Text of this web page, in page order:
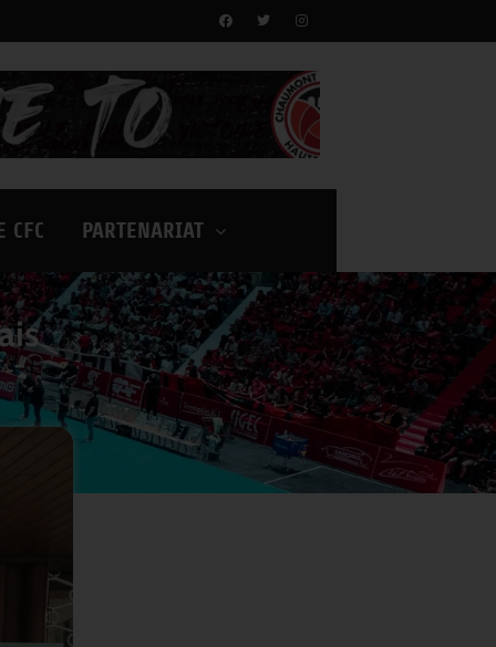
CFC PARTENARIAT